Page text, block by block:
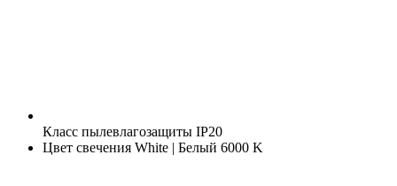
Класс пылевлагозащиты IP20
Цвет свечения White | Белый 6000 K